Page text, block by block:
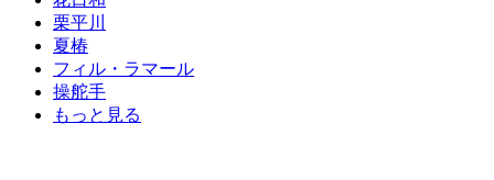
栗平川
夏椿
フィル・ラマール
操舵手
もっと見る